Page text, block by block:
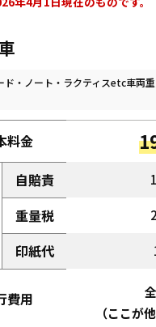
ド・ノート・ラクティスetc車両
料金
自賠責
重量税
印紙代
費用
（ここが